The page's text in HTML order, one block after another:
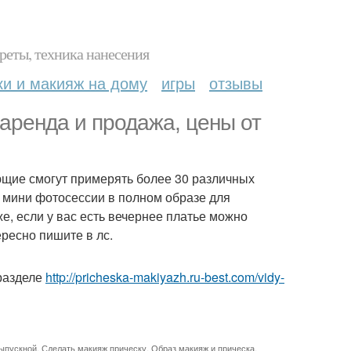
техника нанесения
и макияж на дому игры отзывы
и продажа, цены от
смогут примерять более 30 различных
фотосессии в полном образе для
если у вас есть вечернее платье можно
пишите в лс.
http://pricheska-makiyazh.ru-best.com/vidy-
Сделать макияж прическу Образ макияж и прическа